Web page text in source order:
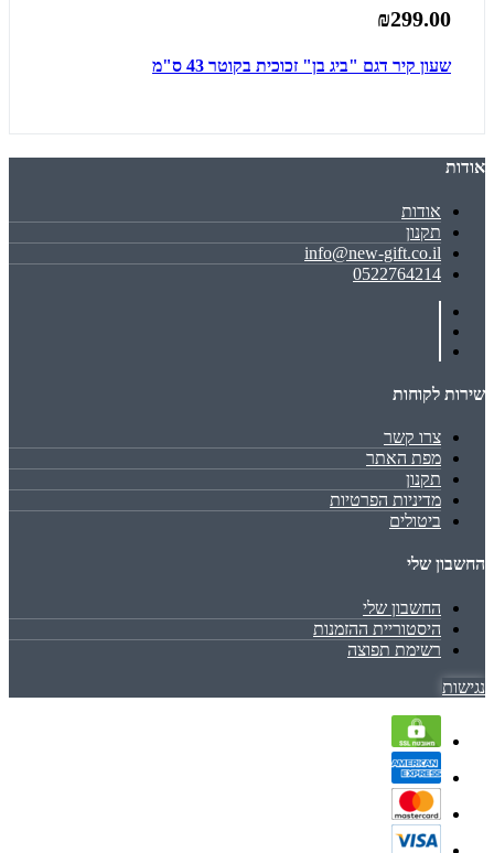
₪299.00
שעון קיר דגם "ביג בן" זכוכית בקוטר 43 ס"מ
אודות
אודות
תקנון
info@new-gift.co.il
0522764214
שירות לקוחות
צרו קשר
מפת האתר
תקנון
מדיניות הפרטיות
ביטולים
החשבון שלי
החשבון שלי
היסטוריית ההזמנות
רשימת תפוצה
נגישות